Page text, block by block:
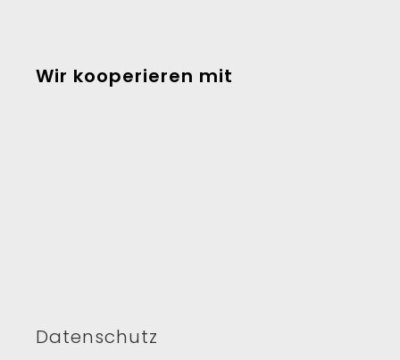
Wir kooperieren mit
Datenschutz